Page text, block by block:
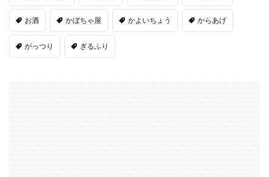
お酒 かぼちゃ屋 かよいちょう からあげ
がっつり ぎるふり